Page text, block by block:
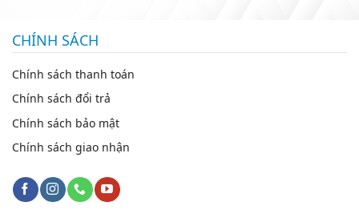
CHÍNH SÁCH
Chính sách thanh toán
Chính sách đổi trả
Chính sách bảo mật
Chính sách giao nhận